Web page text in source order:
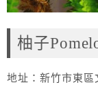
柚子
地址：新竹市東區